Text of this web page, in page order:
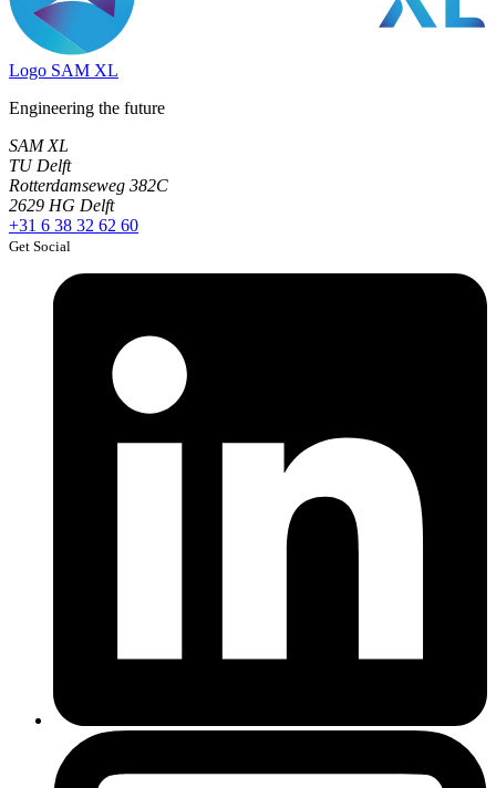
Logo SAM XL
Engineering the future
SAM XL
TU Delft
Rotterdamseweg 382C
2629 HG Delft
+31 6 38 32 62 60
Get Social